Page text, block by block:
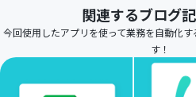
関連するブログ
今回使用したアプリを使って業務を自動化
す！